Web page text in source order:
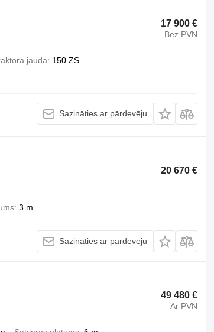
17 900 €
Bez PVN
jauda 150 ZS
Sazināties ar pārdevēju
20 670 €
3 m
Sazināties ar pārdevēju
49 480 €
Ar PVN